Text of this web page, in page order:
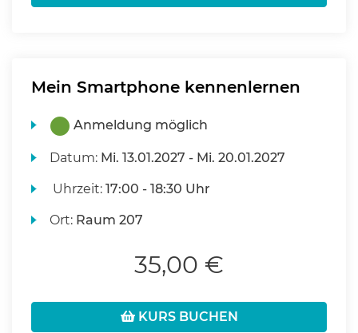
Mein Smartphone kennenlernen
Anmeldung möglich
Datum: Mi. 13.01.2027 - Mi. 20.01.2027
Uhrzeit:17:00 - 18:30 Uhr
Ort: Raum 207
35,00 €
KURS BUCHEN